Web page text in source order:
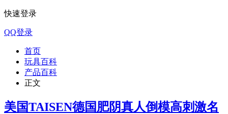
快速登录
QQ登录
首页
玩具百科
产品百科
正文
美国TAISEN德国肥阴真人倒模高刺激名